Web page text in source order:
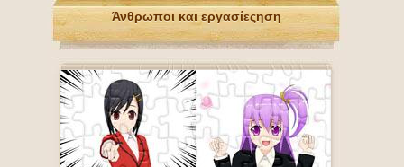
Άνθρωποι και εργασίεςηση